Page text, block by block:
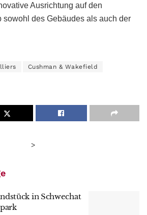
Ausrichtung auf den
sowohl des Gebäudes als auch der
Cushman & Wakefield
>
in Schwechat